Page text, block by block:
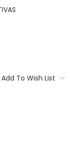
Add To Wish List